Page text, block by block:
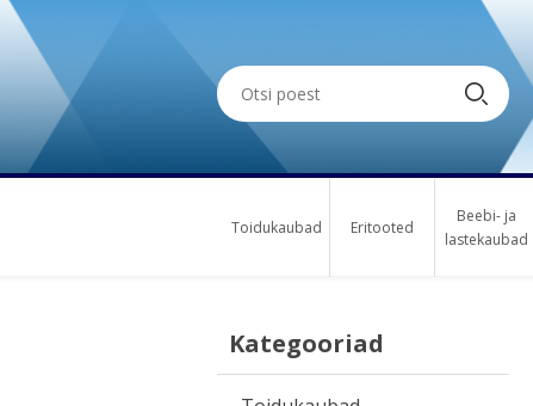
Toidukaubad Eritooted
Beebi- ja
lastekaubad
Kategooriad